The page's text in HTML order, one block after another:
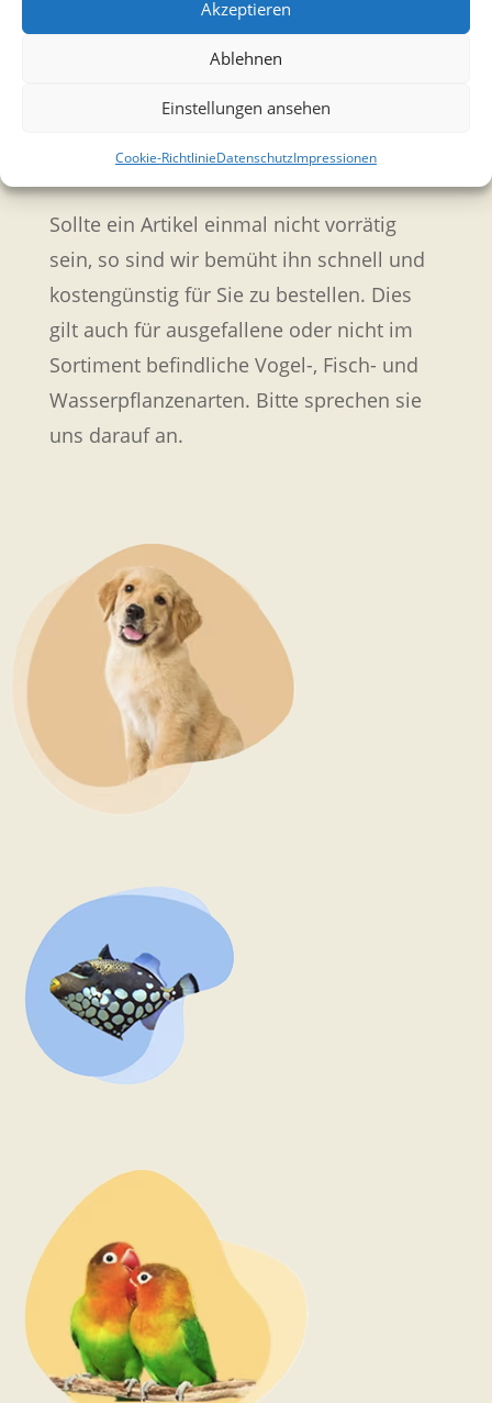
Akzeptieren
Ablehnen
Einstellungen ansehen
Cookie-RichtlinieDatenschutzImpressionen
Petrijünger (Angler) bekommen bei uns
ihre lebenden Angelköder, Kanadische
Tauwürmer, Dentrobena (Rotwürmer),
dicke Fische an Land zu ziehen.
Sollte ein Artikel einmal nicht vorrätig
sein, so sind wir bemüht ihn schnell und
kostengünstig für Sie zu bestellen. Dies
gilt auch für ausgefallene oder nicht im
Sortiment befindliche Vogel-, Fisch- und
Wasserpflanzenarten. Bitte sprechen sie
uns darauf an.